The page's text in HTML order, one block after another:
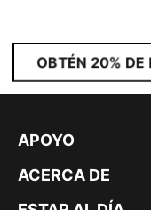
OBTÉN 20% DE
APOYO
ACERCA DE